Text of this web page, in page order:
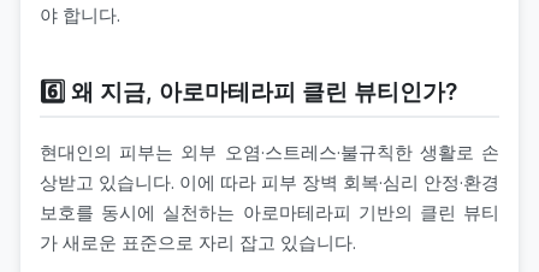
야 합니다.
6️⃣ 왜 지금, 아로마테라피 클린 뷰티인가?
현대인의 피부는 외부 오염·스트레스·불규칙한 생활로 손
상받고 있습니다. 이에 따라 피부 장벽 회복·심리 안정·환경
보호를 동시에 실천하는 아로마테라피 기반의 클린 뷰티
가 새로운 표준으로 자리 잡고 있습니다.